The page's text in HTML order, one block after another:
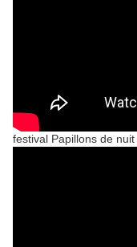
festival Papillons de